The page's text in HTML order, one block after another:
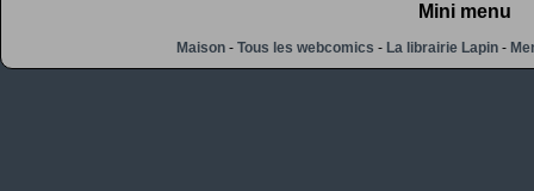
Mini menu
Maison -Tous les webcomics -La librairie Lapin -